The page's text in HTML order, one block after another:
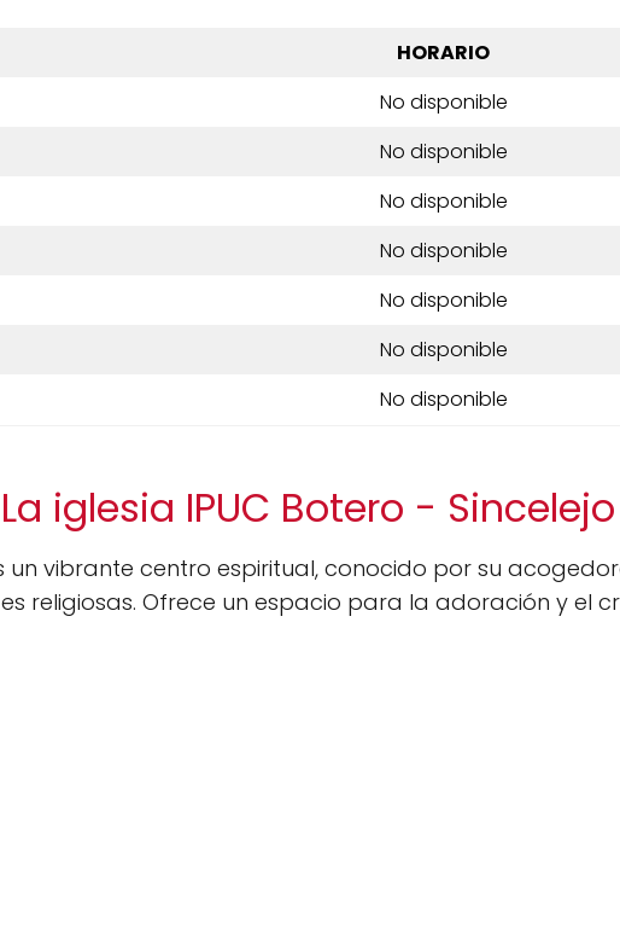
HORARIO
No disponible
No disponible
No disponible
No disponible
No disponible
No disponible
No disponible
iglesia IPUC Botero - Sincelejo
un vibrante centro espiritual, conocido por su
religiosas. Ofrece un espacio para la adoración y el